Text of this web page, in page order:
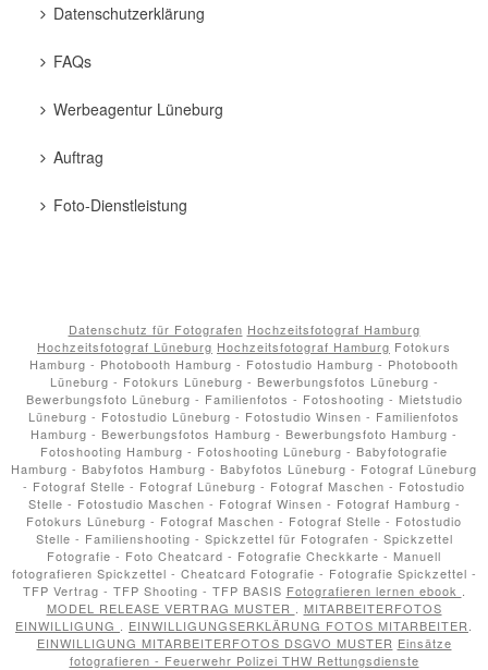
Datenschutzerklärung
FAQs
Werbeagentur Lüneburg
Auftrag
Foto-Dienstleistung
Datenschutz für Fotografen Hochzeitsfotograf Hamburg
Hochzeitsfotograf Lüneburg Hochzeitsfotograf Hamburg Fotokurs
Hamburg - Photobooth Hamburg - Fotostudio Hamburg - Photobooth
Lüneburg - Fotokurs Lüneburg - Bewerbungsfotos Lüneburg -
Bewerbungsfoto Lüneburg - Familienfotos - Fotoshooting - Mietstudio
Lüneburg - Fotostudio Lüneburg - Fotostudio Winsen - Familienfotos
Hamburg - Bewerbungsfotos Hamburg - Bewerbungsfoto Hamburg -
Fotoshooting Hamburg - Fotoshooting Lüneburg - Babyfotografie
Hamburg - Babyfotos Hamburg - Babyfotos Lüneburg - Fotograf Lüneburg
- Fotograf Stelle - Fotograf Lüneburg - Fotograf Maschen - Fotostudio
Stelle - Fotostudio Maschen - Fotograf Winsen - Fotograf Hamburg -
Fotokurs Lüneburg - Fotograf Maschen - Fotograf Stelle - Fotostudio
Stelle - Familienshooting - Spickzettel für Fotografen - Spickzettel
Fotografie - Foto Cheatcard - Fotografie Checkkarte - Manuell
fotografieren Spickzettel - Cheatcard Fotografie - Fotografie Spickzettel -
TFP Vertrag - TFP Shooting - TFP BASIS Fotografieren lernen ebook
MODEL RELEASE VERTRAG MUSTER
MITARBEITERFOTOS
EINWILLIGUNG
EINWILLIGUNGSERKLÄRUNG FOTOS MITARBEITER
EINWILLIGUNG MITARBEITERFOTOS DSGVO MUSTER Einsätze
fotografieren - Feuerwehr Polizei THW Rettungsdienste